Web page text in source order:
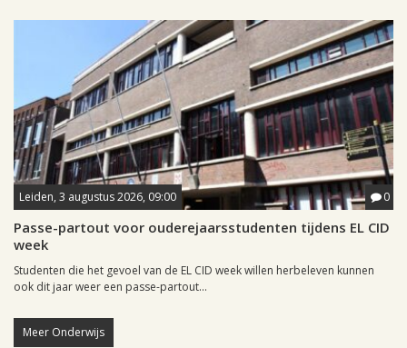
Leiden, 3 augustus 2026, 09:00 0
Passe-partout voor ouderejaarsstudenten tijdens EL CID
week
Studenten die het gevoel van de EL CID week willen herbeleven kunnen
ook dit jaar weer een passe-partout...
Meer Onderwijs